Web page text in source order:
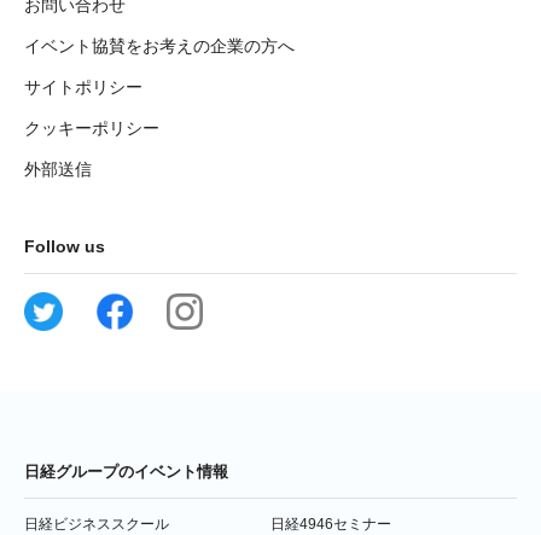
お問い合わせ
イベント協賛をお考えの企業の方へ
サイトポリシー
クッキーポリシー
外部送信
Follow us
日経グループのイベント情報
日経ビジネススクール
日経4946セミナー